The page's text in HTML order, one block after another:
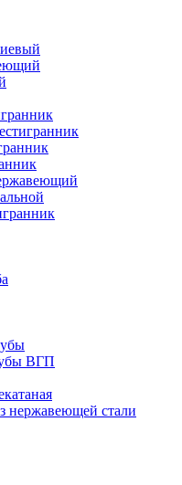
ВГП
нержавеющей стали